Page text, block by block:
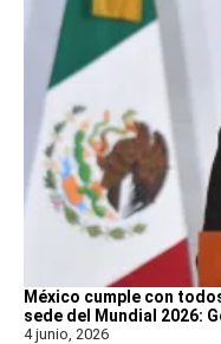
México cumple con
sede del Mundial 2026:
4 junio, 2026